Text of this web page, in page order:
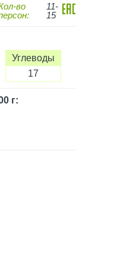
во
11-
15
Углеводы
17
г: